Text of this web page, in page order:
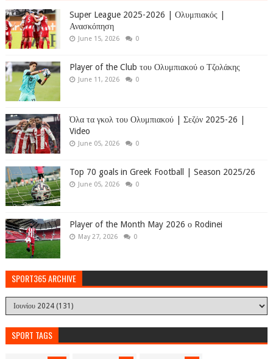
Super League 2025-2026 | Ολυμπιακός |
Ανασκόπηση
June 15, 2026 0
Player of the Club του Ολυμπιακού ο Τζολάκης
June 11, 2026 0
Όλα τα γκολ του Ολυμπιακού | Σεζόν 2025-26 |
Video
June 05, 2026 0
Top 70 goals in Greek Football | Season 2025/26
June 05, 2026 0
Player of the Month May 2026 ο Rodinei
May 27, 2026 0
SPORT365 ARCHIVE
SPORT TAGS